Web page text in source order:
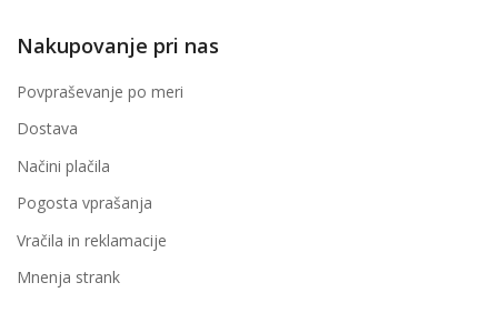
Nakupovanje pri nas
Povpraševanje po meri
Dostava
Načini plačila
Pogosta vprašanja
Vračila in reklamacije
Mnenja strank